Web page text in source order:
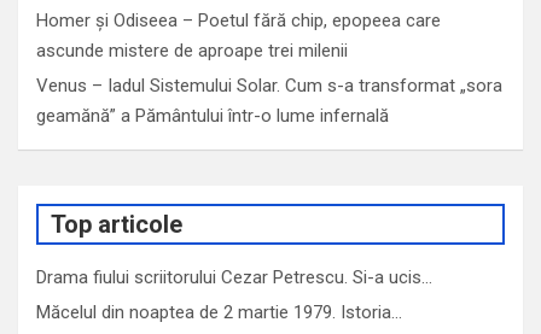
Homer și Odiseea – Poetul fără chip, epopeea care
ascunde mistere de aproape trei milenii
Venus – Iadul Sistemului Solar. Cum s-a transformat „sora
geamănă” a Pământului într-o lume infernală
Top articole
Drama fiului scriitorului Cezar Petrescu. Si-a ucis…
Măcelul din noaptea de 2 martie 1979. Istoria…